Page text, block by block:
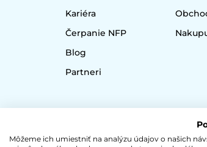
Kariéra
Čerpanie NFP
Blog
Partneri
Môžeme ich umiestniť na analýzu údajov o našich